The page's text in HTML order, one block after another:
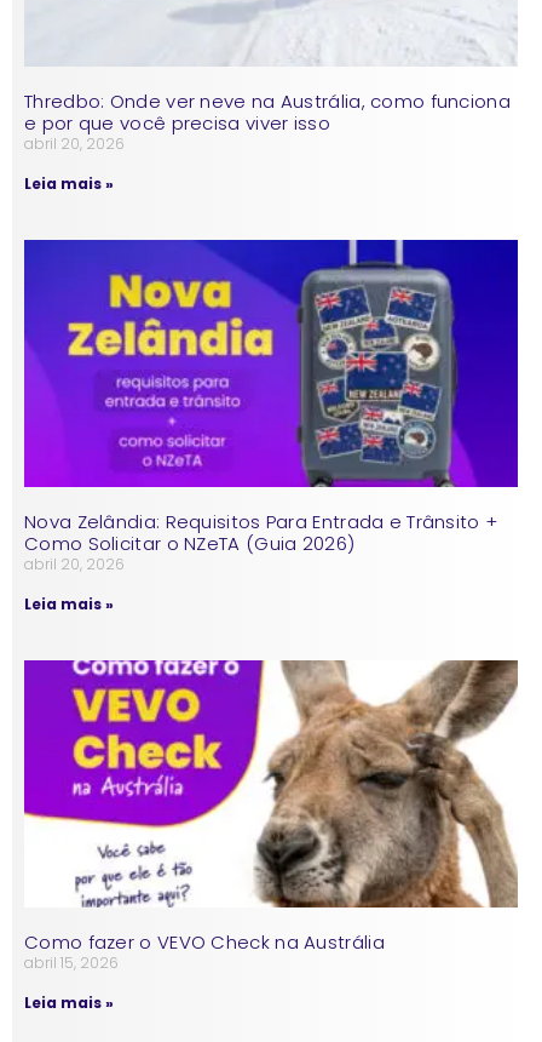
Thredbo: Onde ver neve na Austrália, como funciona
e por que você precisa viver isso
abril 20, 2026
Leia mais »
Nova Zelândia: Requisitos Para Entrada e Trânsito +
Como Solicitar o NZeTA (Guia 2026)
abril 20, 2026
Leia mais »
Como fazer o VEVO Check na Austrália
abril 15, 2026
Leia mais »